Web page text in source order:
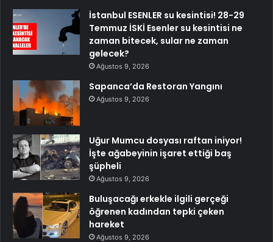
İstanbul ESENLER su kesintisi! 28-29
Temmuz İSKİ Esenler su kesintisi ne
zaman bitecek, sular ne zaman
gelecek?
Ağustos 9, 2026
Sapanca’da Restoran Yangını
Ağustos 9, 2026
Uğur Mumcu dosyası raftan iniyor!
İşte ağabeyinin işaret ettiği baş
şüpheli
Ağustos 9, 2026
Buluşacağı erkekle ilgili gerçeği
öğrenen kadından tepki çeken
hareket
Ağustos 9, 2026